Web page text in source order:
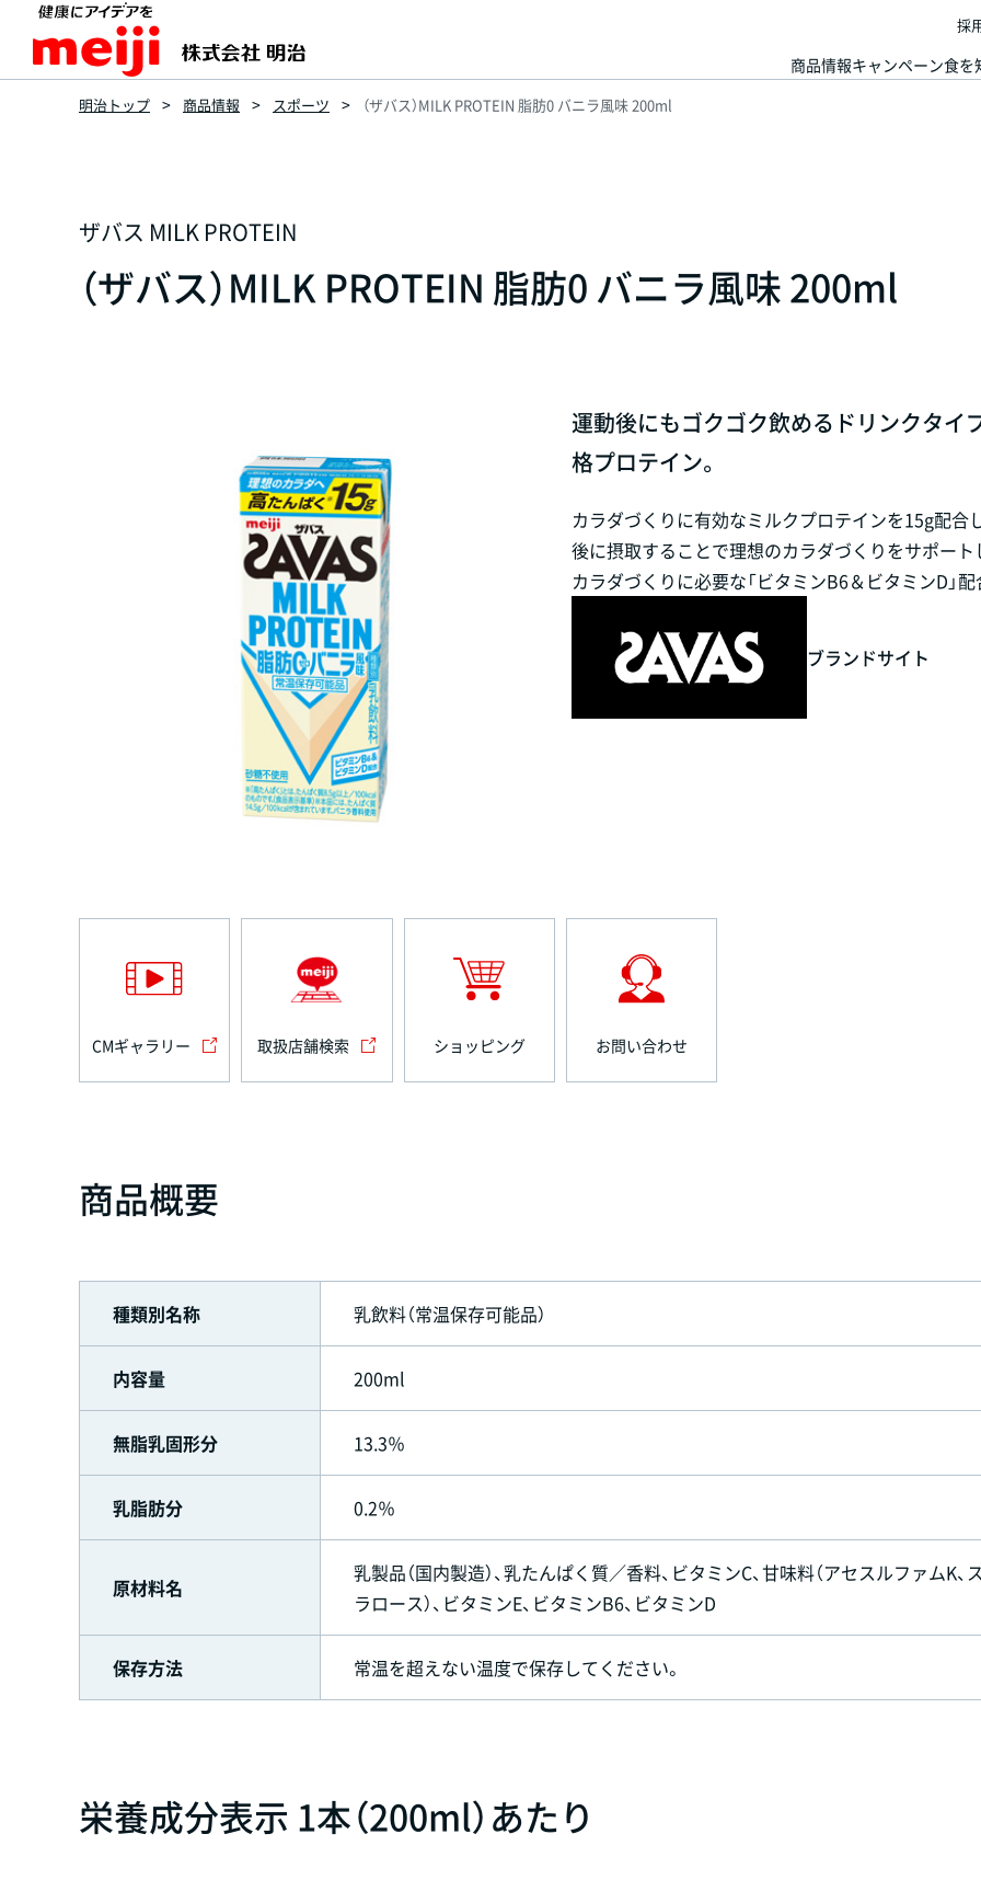
商品情報キャンペーン食を
採
明治トップ 商品情報 スポーツ （ザバス）MILK PROTEIN 脂肪0 バニラ風味 200ml
ザバス MILK PROTEIN
（ザバス）MILK PROTEIN 脂肪0 バニラ風味 200ml
運動後にもゴクゴク飲めるドリンクタイ
格プロテイン。
カラダづくりに有効なミルクプロテインを15g配合
後に摂取することで理想のカラダづくりをサポート
カラダづくりに必要な「ビタミンB6＆ビタミンD」配
ブランドサイト
CMギャラリー 取扱店舗検索 ショッピング お問い合わせ
商品概要
種類別名称 乳飲料（常温保存可能品）
内容量 200ml
無脂乳固形分 13.3％
乳脂肪分 0.2％
原材料名
乳製品（国内製造）、乳たんぱく質／香料、ビタミンC、甘味料（アセスルファムK、
ラロース）、ビタミンE、ビタミンB6、ビタミンD
保存方法 常温を超えない温度で保存してください。
栄養成分表示 1本（200ml）あたり